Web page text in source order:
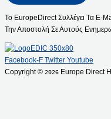
Το EuropeDirect Συλλέγει Τα E-
Την Αποστολή Σε Αυτούς
Facebook-F Twitter Youtube
Copyright © 2026 Europe Direct